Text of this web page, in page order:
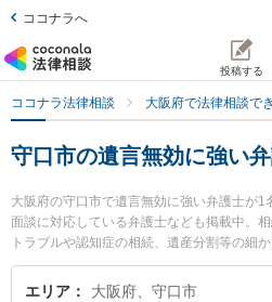
ココナラへ
投稿する
ココナラ法律相談 大阪府で法律相談で
守口市の遺言無効に強い
大阪府の守口市で遺言無効に強い弁護士が1
面談に対応している弁護士なども掲載中。
トラブルや認知症の相続、遺産分割等の細
利です。特に守口法律事務所の寺島 正作弁
用、強みなどが注目されています。『守口
エリア 大阪府、守口市